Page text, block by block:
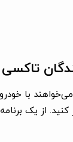
تاکسی
با
از یک